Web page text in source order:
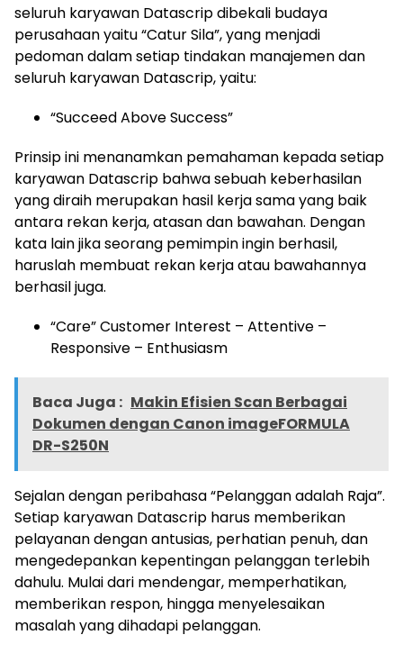
seluruh karyawan Datascrip dibekali budaya
perusahaan yaitu “Catur Sila”, yang menjadi
pedoman dalam setiap tindakan manajemen dan
seluruh karyawan Datascrip, yaitu:
“Succeed Above Success”
Prinsip ini menanamkan pemahaman kepada setiap
karyawan Datascrip bahwa sebuah keberhasilan
yang diraih merupakan hasil kerja sama yang baik
antara rekan kerja, atasan dan bawahan. Dengan
kata lain jika seorang pemimpin ingin berhasil,
haruslah membuat rekan kerja atau bawahannya
berhasil juga.
“Care” Customer Interest – Attentive –
Responsive – Enthusiasm
Baca Juga : Makin Efisien Scan Berbagai
Dokumen dengan Canon imageFORMULA
DR-S250N
Sejalan dengan peribahasa “Pelanggan adalah Raja”.
Setiap karyawan Datascrip harus memberikan
pelayanan dengan antusias, perhatian penuh, dan
mengedepankan kepentingan pelanggan terlebih
dahulu. Mulai dari mendengar, memperhatikan,
memberikan respon, hingga menyelesaikan
masalah yang dihadapi pelanggan.